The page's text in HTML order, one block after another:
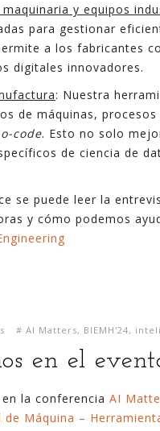
y equipos
para gestionar
a los fabricantes
digitales innovadores.
: Nuestra
de máquinas,
code. Esto no solo
de ciencia de
se puede leer la
y cómo podemos
# AI Matters, BIEMH'24,
en el
la conferencia AI
Máquina –